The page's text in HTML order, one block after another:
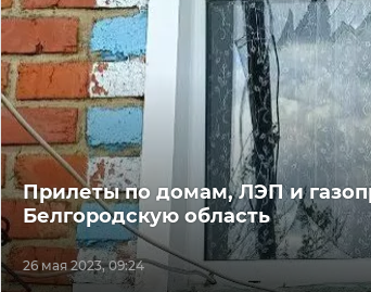
26 мая 2023, 09:24
Прилеты по домам, ЛЭП и
Белгородскую область